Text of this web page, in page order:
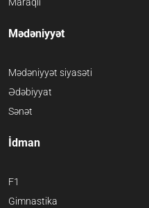
Maraqlı
Mədəniyyət
Mədəniyyət siyasəti
Ədəbiyyat
Sənət
İdman
F1
Gimnastika